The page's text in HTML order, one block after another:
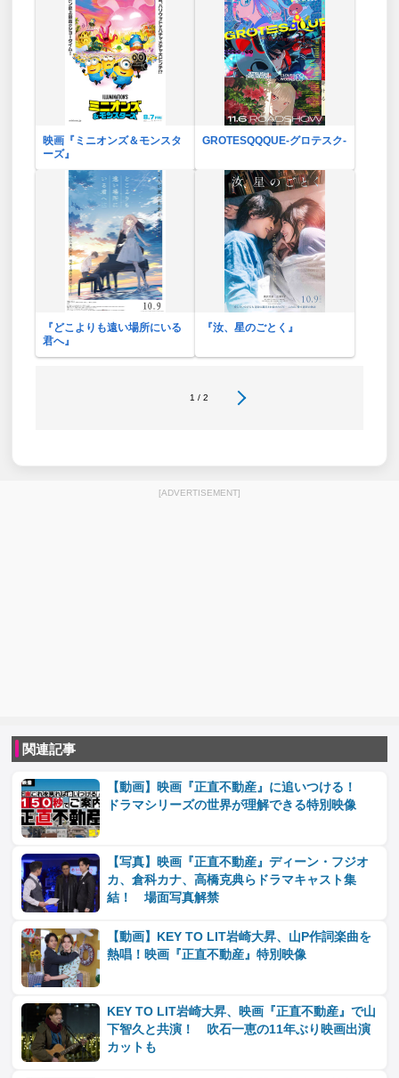
映画『ミニオンズ＆モンスタ
ーズ』
GROTESQQQUE-グロテスク-
『どこよりも遠い場所にいる
君へ』
『汝、星のごとく』
1 / 2
[ADVERTISEMENT]
関連記事
【動画】映画『正直不動産』に追いつける！
ドラマシリーズの世界が理解できる特別映像
【写真】映画『正直不動産』ディーン・フジオ
カ、倉科カナ、高橋克典らドラマキャスト集
結！ 場面写真解禁
【動画】KEY TO LIT岩崎大昇、山P作詞楽曲を
熱唱！映画『正直不動産』特別映像
KEY TO LIT岩崎大昇、映画『正直不動産』で山
下智久と共演！ 吹石一恵の11年ぶり映画出演
カットも